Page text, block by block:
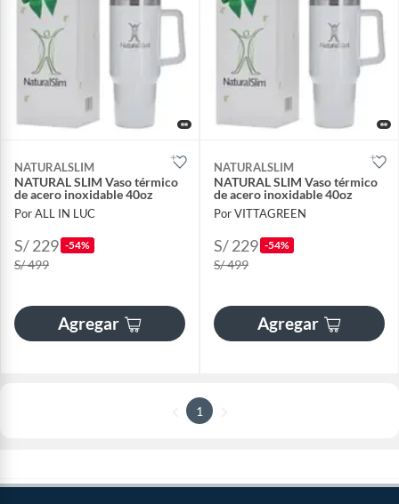
NATURALSLIM
NATURAL SLIM Vaso térmico
de acero inoxidable 40oz
Por ALL IN LUC
S/ 229 -54%
S/ 499
Agregar
NATURALSLIM
NATURAL SLIM Vaso térmico
de acero inoxidable 40oz
Por VITTAGREEN
S/ 229 -54%
S/ 499
Agregar
1